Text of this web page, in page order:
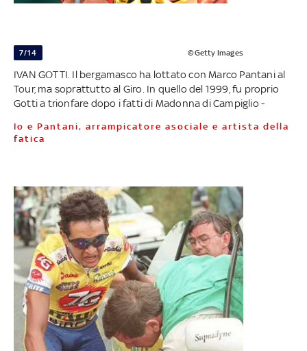
7/14 ©Getty Images
IVAN GOTTI. Il bergamasco ha lottato con Marco Pantani al
Tour, ma soprattutto al Giro. In quello del 1999, fu proprio
Gotti a trionfare dopo i fatti di Madonna di Campiglio -
Io e Pantani, arrampicatore asociale e artista della
fatica